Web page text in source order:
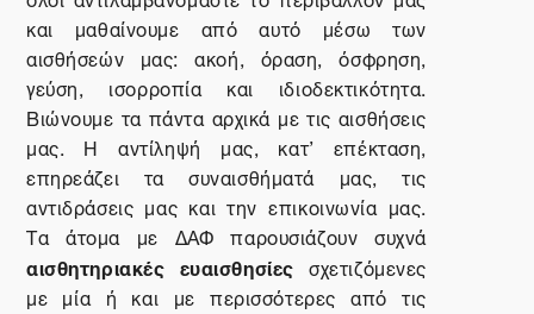
και μαθαίνουμε από αυτό μέσω των
αισθήσεών μας: ακοή, όραση, όσφρηση,
γεύση, ισορροπία και ιδιοδεκτικότητα.
Βιώνουμε τα πάντα αρχικά με τις αισθήσεις
μας. Η αντίληψή μας, κατ’ επέκταση,
επηρεάζει τα συναισθήματά μας, τις
αντιδράσεις μας και την επικοινωνία μας.
Τα άτομα με ΔΑΦ παρουσιάζουν συχνά
αισθητηριακές ευαισθησίες σχετιζόμενες
με μία ή και με περισσότερες από τις